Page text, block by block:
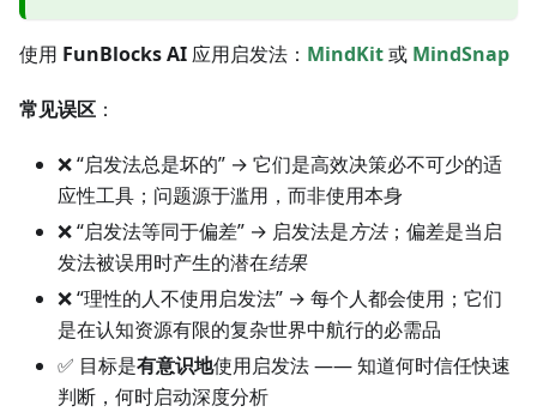
使用 FunBlocks AI 应用启发法： MindKit或 MindSnap
常见误区 ：
❌ “启发法总是坏的” → 它们是高效决策必不可少的适
应性工具；问题源于滥用，而非使用本身
❌ “启发法等同于偏差” → 启发法是方法；偏差是当启
发法被误用时产生的潜在结果
❌ “理性的人不使用启发法” → 每个人都会使用；它们
是在认知资源有限的复杂世界中航行的必需品
✅ 目标是有意识地使用启发法 —— 知道何时信任快速
判断，何时启动深度分析